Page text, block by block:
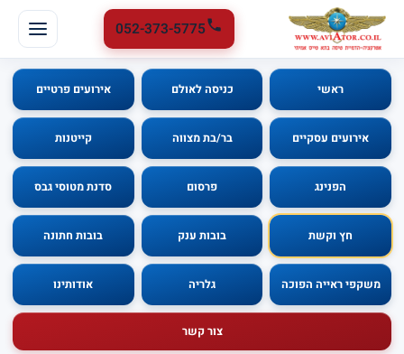
052-373-5775
ראשי כניסה לאולם אירועים פרטיים
אירועים עסקיים בר/בת מצווה קייטנות
הפנינג פרסום סדנת מטוסי גבס
חץ וקשת בובות ענק בובות חתונה
משקפי ראייה הפוכה גלריה אודותינו
צור קשר